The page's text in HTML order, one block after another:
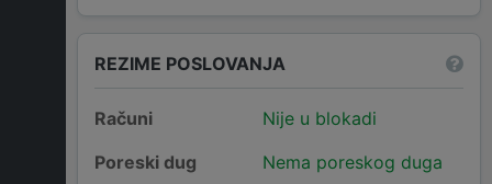
REZIME POSLOVANJA
Računi
Nije u blokadi
Poreski dug
Nema poreskog duga